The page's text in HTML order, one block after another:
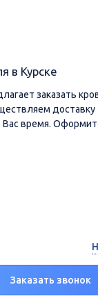
в Курске
заказать
Вас время.
Заказать звонок